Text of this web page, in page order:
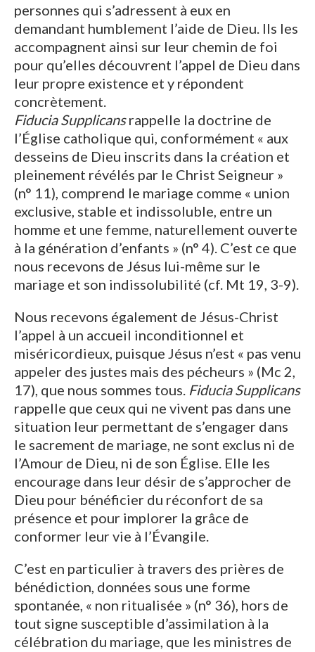
personnes qui s’adressent à eux en
demandant humblement l’aide de Dieu. Ils les
accompagnent ainsi sur leur chemin de foi
pour qu’elles découvrent l’appel de Dieu dans
leur propre existence et y répondent
concrètement.
Fiducia Supplicansrappelle la doctrine de
l’Église catholique qui, conformément « aux
desseins de Dieu inscrits dans la création et
pleinement révélés par le Christ Seigneur »
(n° 11), comprend le mariage comme « union
exclusive, stable et indissoluble, entre un
homme et une femme, naturellement ouverte
à la génération d’enfants » (n° 4). C’est ce que
nous recevons de Jésus lui-même sur le
mariage et son indissolubilité (cf. Mt 19, 3-9).
Nous recevons également de Jésus-Christ
l’appel à un accueil inconditionnel et
miséricordieux, puisque Jésus n’est « pas venu
appeler des justes mais des pécheurs » (Mc 2,
17), que nous sommes tous. Fiducia Supplicans
rappelle que ceux qui ne vivent pas dans une
situation leur permettant de s’engager dans
le sacrement de mariage, ne sont exclus ni de
l’Amour de Dieu, ni de son Église. Elle les
encourage dans leur désir de s’approcher de
Dieu pour bénéficier du réconfort de sa
présence et pour implorer la grâce de
conformer leur vie à l’Évangile.
C’est en particulier à travers des prières de
bénédiction, données sous une forme
spontanée, « non ritualisée » (n° 36), hors de
tout signe susceptible d’assimilation à la
célébration du mariage, que les ministres de